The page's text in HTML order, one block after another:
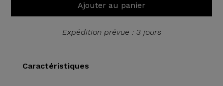
Ajouter au panier
Expédition prévue : 3 jours
Caractéristiques